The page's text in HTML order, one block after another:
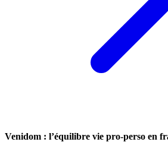
Venidom : l’équilibre vie pro-perso en